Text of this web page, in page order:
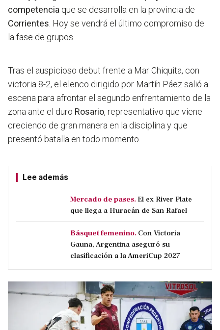
competencia que se desarrolla en la provincia de
Corrientes . Hoy se vendrá el último compromiso de
la fase de grupos.
Tras el auspicioso debut frente a Mar Chiquita, con
victoria 8-2, el elenco dirigido por Martín Páez salió a
escena para afrontar el segundo enfrentamiento de la
zona ante el duro Rosario, representativo que viene
creciendo de gran manera en la disciplina y que
presentó batalla en todo momento.
Lee además
Mercado de pases. El ex River Plate
que llega a Huracán de San Rafael
Básquet femenino. Con Victoria
Gauna, Argentina aseguró su
clasificación a la AmeriCup 2027